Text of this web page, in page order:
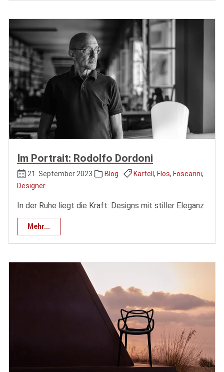
Im Portrait: Rodolfo Dordoni
21. September 2023 Blog Kartell , Flos, Foscarini,
Designer
In der Ruhe liegt die Kraft: Designs mit stiller Eleganz
Mehr...